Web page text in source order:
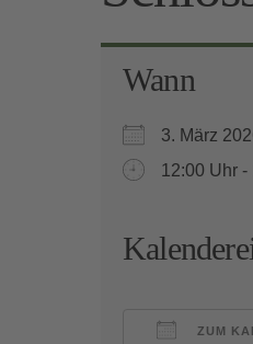
Wann
3. März
12:00 Uhr -
ZUM